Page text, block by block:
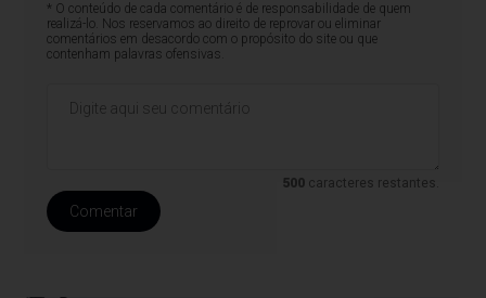
* O conteúdo de cada comentário é de responsabilidade de quem
realizá-lo. Nos reservamos ao direito de reprovar ou eliminar
comentários em desacordo com o propósito do site ou que
contenham palavras ofensivas.
500 caracteres restantes.
Comentar